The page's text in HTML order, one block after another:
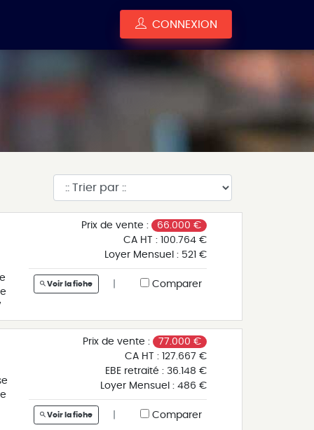
CONNEXION
Prix de vente :
66.000 €
CA HT :
100.764 €
Loyer Mensuel : 521 €
Voir la fiche Comparer
Prix de vente :
77.000 €
CA HT : 127.667 €
EBE retraité :36.148 €
Loyer Mensuel :486 €
Voir la fiche Comparer